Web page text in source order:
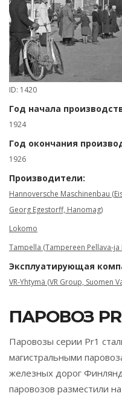
ID: 1420
Год начала
1924
Год окончания
1926
Производители:
Hannoversche Maschinenbau
Georg Egestorff, Hanomag)
Lokomo
Tampella (Tampereen Pellava-
Эксплуатирующая
VR-Yhtymä (VR Group, Suomen
ПАРОВОЗ
Паровозы серии Pr1
магистральными
железных дорог
паровозов разместили